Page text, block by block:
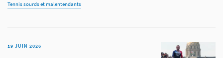
Tennis sourds et malentendants
19 JUIN 2026